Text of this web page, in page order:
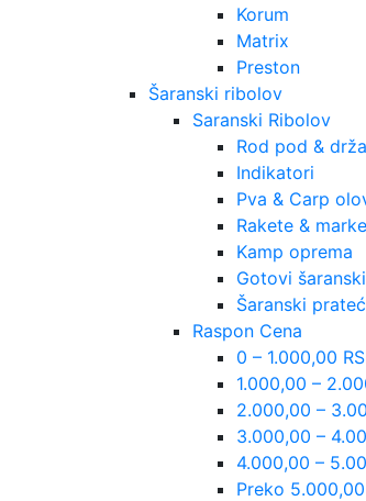
Korum
Matrix
Preston
Šaranski ribolov
Saranski Ribolov
Rod pod &
Indikatori
Pva & Carp
Rakete &
Kamp oprema
Gotovi
Šaranski
Raspon Cena
0 – 1.000,00
1.000,00 –
2.000,00 –
3.000,00 –
4.000,00 –
Preko 5.000,00